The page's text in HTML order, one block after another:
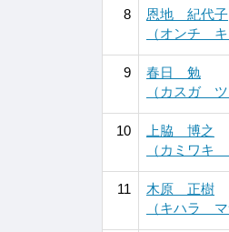
8
恩地 紀代子
（オンチ キ
9
春日 勉
（カスガ ツ
10
上脇 博之
（カミワキ
11
木原 正樹
（キハラ マ